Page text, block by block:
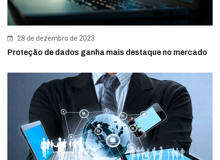
28 de dezembro de 2023
Proteção de dados ganha mais destaque no mercado